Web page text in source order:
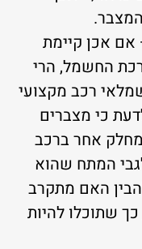
אם אכן קיימת
החשמל, הרי
רכב מקצועי
כי מצברים
אחר ברכב
המתח שהוא
האם מתקרב
שתוכלו להיות